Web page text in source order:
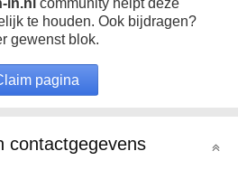
te houden. Ook bijdragen?
gewenst blok.
pagina
contactgegevens